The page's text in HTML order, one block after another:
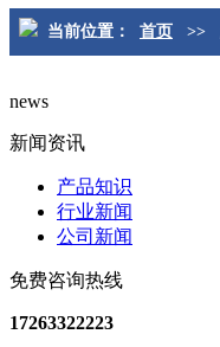
当前位置： 首页 >>
news
新闻资讯
产品知识
行业新闻
公司新闻
免费咨询热线
17263322223